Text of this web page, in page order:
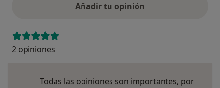
Añadir tu opinión
2 opiniones
Todas las opiniones son importantes, por